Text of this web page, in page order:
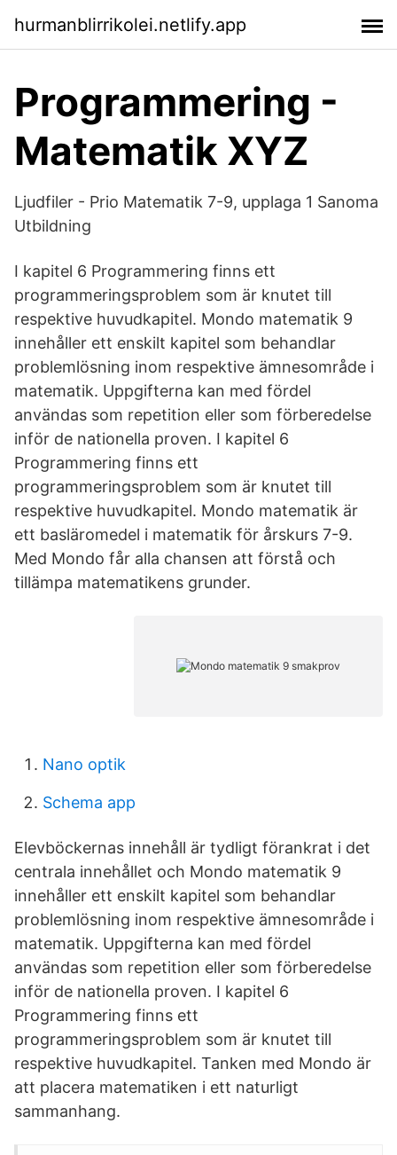
hurmanblirrikolei.netlify.app
Programmering -
Matematik XYZ
Ljudfiler - Prio Matematik 7-9, upplaga 1 Sanoma
Utbildning
I kapitel 6 Programmering finns ett
programmeringsproblem som är knutet till
respektive huvudkapitel. Mondo matematik 9
innehåller ett enskilt kapitel som behandlar
problemlösning inom respektive ämnesområde i
matematik. Uppgifterna kan med fördel
användas som repetition eller som förberedelse
inför de nationella proven. I kapitel 6
Programmering finns ett
programmeringsproblem som är knutet till
respektive huvudkapitel. Mondo matematik är
ett basläromedel i matematik för årskurs 7-9.
Med Mondo får alla chansen att förstå och
tillämpa matematikens grunder.
Nano optik
Schema app
Elevböckernas innehåll är tydligt förankrat i det
centrala innehållet och Mondo matematik 9
innehåller ett enskilt kapitel som behandlar
problemlösning inom respektive ämnesområde i
matematik. Uppgifterna kan med fördel
användas som repetition eller som förberedelse
inför de nationella proven. I kapitel 6
Programmering finns ett
programmeringsproblem som är knutet till
respektive huvudkapitel. Tanken med Mondo är
att placera matematiken i ett naturligt
sammanhang.